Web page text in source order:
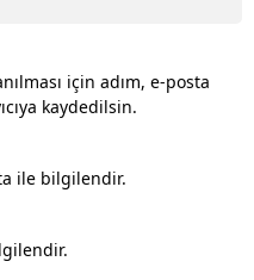
için adım, e-posta
kaydedilsin.
ile bilgilendir.